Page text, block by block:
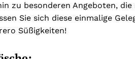
zu besonderen Angeboten,
Sie sich diese einmalige
Süßigkeiten!